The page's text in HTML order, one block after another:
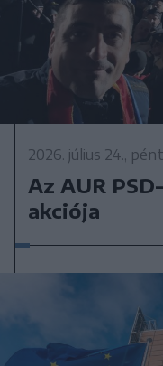
2026. július 24.,
Az AUR
akciója